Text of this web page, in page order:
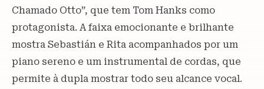
Chamado Otto”, que tem Tom Hanks como
protagonista. A faixa emocionante e brilhante
mostra Sebastián e Rita acompanhados por um
piano sereno e um instrumental de cordas, que
permite à dupla mostrar todo seu alcance vocal.